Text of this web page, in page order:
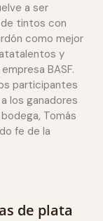
a ser
tintos con
como mejor
y
BASF.
participantes
los ganadores
Tomás
fe de la
de plata